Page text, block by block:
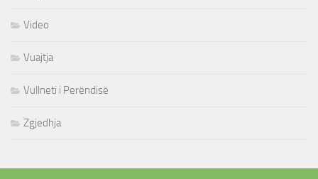
Video
Vuajtja
Vullneti i Perëndisë
Zgjedhja